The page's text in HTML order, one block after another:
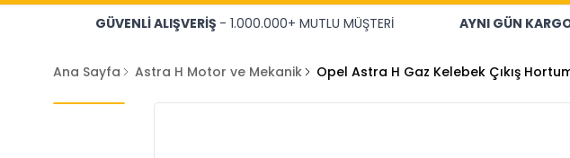
GÜVENLİ ALIŞVERİŞ - 1.000.000+ MUTLU MÜŞTERİ AYNI GÜN
Ana Sayfa Astra H Motor ve Mekanik Opel Astra H Gaz Kelebek Çıkış